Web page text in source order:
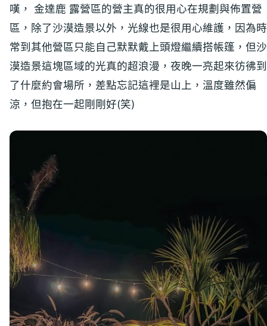
嘆， 金達鹿 露營區的營主真的很用心在規劃與佈置營
區，除了沙漠造景以外，光線也是很用心維護，因為時
常到其他營區只能自己默默戴上頭燈繼續搭帳篷，但沙
漠造景這塊區域的光真的超浪漫，夜晚一亮起來彷彿到
了什麼約會場所，差點忘記這裡是山上，溫度雖然偏
涼，但抱在一起剛剛好(笑)